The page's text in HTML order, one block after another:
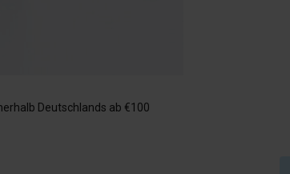
Deutschlands ab €100